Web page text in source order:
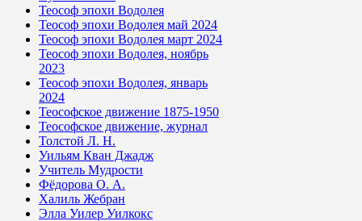
Теософ эпохи Водолея
Теософ эпохи Водолея май 2024
Теософ эпохи Водолея март 2024
Теософ эпохи Водолея, ноябрь
2023
Теософ эпохи Водолея, январь
2024
Теософское движение 1875-1950
Теософское движение, журнал
Толстой Л. Н.
Уильям Кван Джадж
Учитель Мудрости
Фёдорова О. А.
Халиль Жебран
Элла Уилер Уилкокс